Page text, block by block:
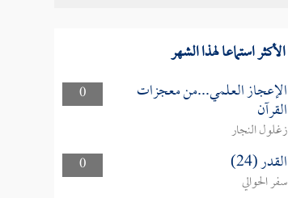
الأكثر استماعا لهذا الشهر
0 الإعجاز العلمي...من معجزات
القرآن
زغلول النجار
0
القدر (24)
سفر الحوالي